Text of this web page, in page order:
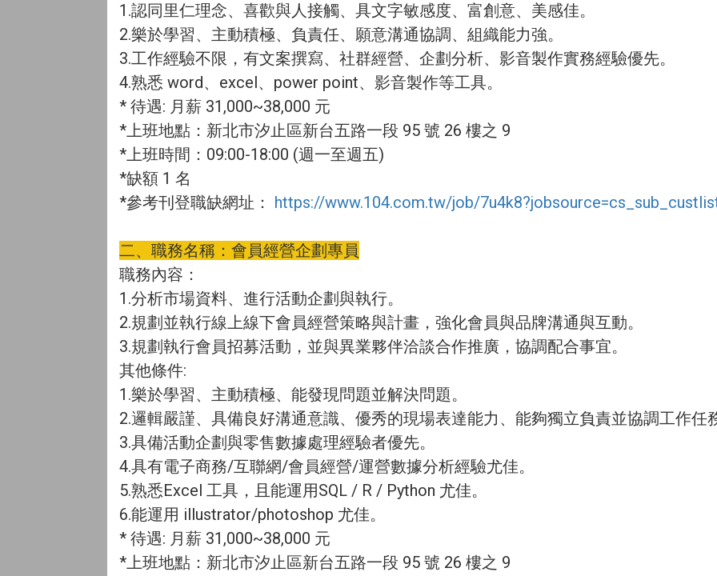
1.認同里仁理念、喜歡與人接觸、具文字敏感度、富創意、美感佳。
2.樂於學習、主動積極、負責任、願意溝通協調、組織能力強。
3.工作經驗不限，有文案撰寫、社群經營、企劃分析、影音製作實務經驗優先。
4.熟悉 word、excel、power point、影音製作等工具。
* 待遇: 月薪 31,000~38,000 元
*上班地點：新北市汐止區新台五路一段 95 號 26 樓之 9
*上班時間：09:00-18:00 (週一至週五)
*缺額 1 名
*參考刊登職缺網址： https://www.104.com.tw/job/
二、職務名稱：會員經營企劃專員
職務內容：
1.分析市場資料、進行活動企劃與執行。
2.規劃並執行線上線下會員經營策略與計畫，強化會員與品牌溝通與互動。
3.規劃執行會員招募活動，並與異業夥伴洽談合作推廣，協調配合事宜。
其他條件:
1.樂於學習、主動積極、能發現問題並解決問題。
2.邏輯嚴謹、具備良好溝通意識、優秀的現場表達能力、能夠獨立負責並協調工作任
3.具備活動企劃與零售數據處理經驗者優先。
4.具有電子商務/互聯網/會員經營/運營數據分析經驗尤佳。
5.熟悉Excel 工具，且能運用SQL / R / Python 尤佳。
6.能運用 illustrator/photoshop 尤佳。
* 待遇: 月薪 31,000~38,000 元
*上班地點：新北市汐止區新台五路一段 95 號 26 樓之 9